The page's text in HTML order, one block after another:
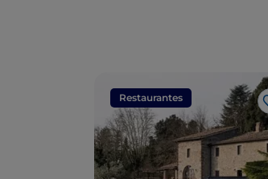
Restaurantes